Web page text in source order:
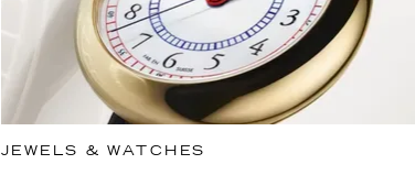
JEWELS & WATCHES